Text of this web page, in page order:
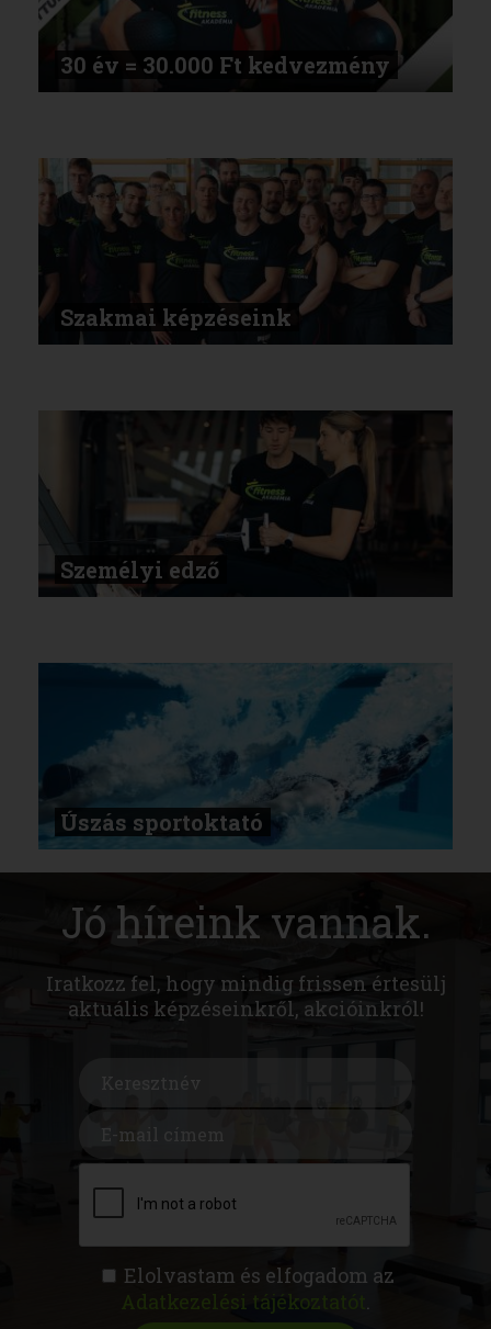
30 év = 30.000 Ft kedvezmény
Szakmai képzéseink
Személyi edző
Úszás sportoktató
Jó híreink vannak.
Iratkozz fel, hogy mindig frissen értesülj
aktuális képzéseinkről, akcióinkról!
Elolvastam és elfogadom az
Adatkezelési tájékoztatót .
FITNESS AKADÉMIA